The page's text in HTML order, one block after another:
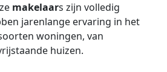
makelaars zijn volledig
jarenlange ervaring in het
woningen, van
huizen.